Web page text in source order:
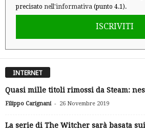
precisato nell'informativa (punto 4.1).
ISCRIVITI
INTERNET
Quasi mille titoli rimossi da Steam:
Filippo Carignani - 26 Novembre 2019
La serie di The Witcher sarà basata